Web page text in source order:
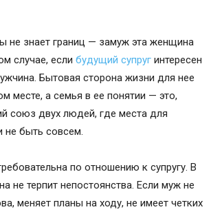
не знает границ — замуж эта женщина
случае, если будущий супруг интересен
Бытовая сторона жизни для нее
месте, а семья в ее понятии — это,
союз двух людей, где места для
не быть совсем.
по отношению к супругу. В
не терпит непостоянства. Если муж не
меняет планы на ходу, не имеет четких